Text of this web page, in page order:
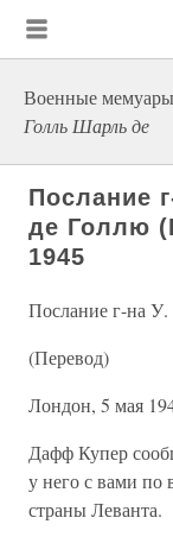
Военные
Голль Шарль де
Послание
де Голлю
1945
Послание г-на У.
(Перевод)
Лондон, 5 мая
Дафф Купер
у него с вами по
страны Леванта.